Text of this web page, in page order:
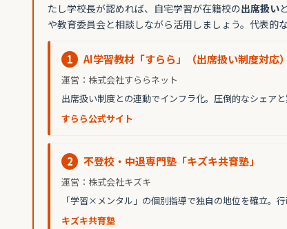
たし学校長が認めれば、自宅学習が在籍校の出席扱い
や教育委員会と相談しながら活用しましょう。代表的
1 AI学習教材「すらら」（出席扱い制度対応）
運営：株式会社すららネット
出席扱い制度との連動でインフラ化。圧倒的なシェアと
すらら公式サイト
2 不登校・中退専門塾「キズキ共育塾」
運営：株式会社キズキ
「学習×メンタル」の個別指導で独自の地位を確立。行
キズキ共育塾